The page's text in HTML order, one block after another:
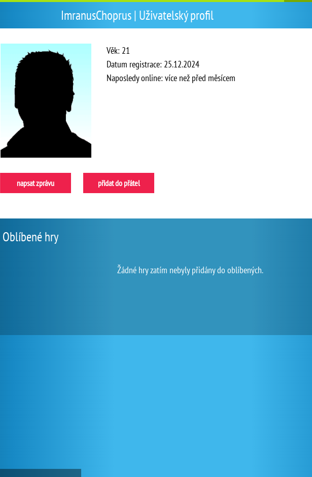
ImranusChoprus | Uživatelský profil
Věk: 21
Datum registrace: 25.12.2024
Naposledy online: více než před měsícem
napsat zprávu přidat do přátel
Oblíbené hry
Žádné hry zatím nebyly přidány do oblíbených.